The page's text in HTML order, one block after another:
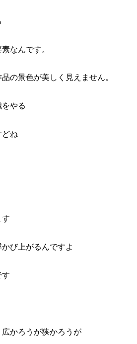
なんです。
の景色が美しく見えません。
やる
どね
す
び上がるんですよ
す
かろうが狭かろうが